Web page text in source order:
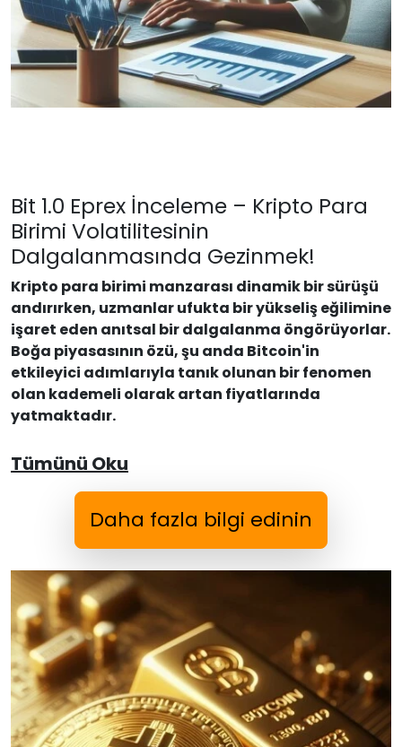
Bit 1.0 Eprex İnceleme – Kripto Para
Birimi Volatilitesinin
Dalgalanmasında Gezinmek!
Kripto para birimi manzarası dinamik bir sürüşü
andırırken, uzmanlar ufukta bir yükseliş eğilimine
işaret eden anıtsal bir dalgalanma öngörüyorlar.
Boğa piyasasının özü, şu anda Bitcoin'in
etkileyici adımlarıyla tanık olunan bir fenomen
olan kademeli olarak artan fiyatlarında
yatmaktadır.
Tümünü Oku
Daha fazla bilgi edinin